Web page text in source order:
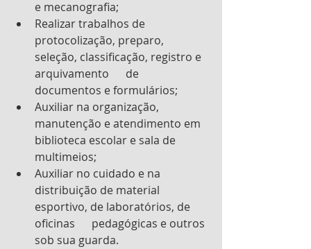
e mecanografia;
Realizar trabalhos de
protocolização, preparo,
seleção, classificação, registro e
arquivamento      de
documentos e formulários;
Auxiliar na organização,
manutenção e atendimento em
biblioteca escolar e sala de
multimeios;
Auxiliar no cuidado e na
distribuição de material
esportivo, de laboratórios, de
oficinas      pedagógicas e outros
sob sua guarda.